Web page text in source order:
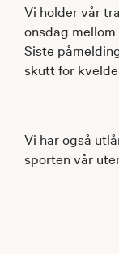
Vi holder vår
onsdag mellom
Siste
skutt for
Vi har også
sporten vår